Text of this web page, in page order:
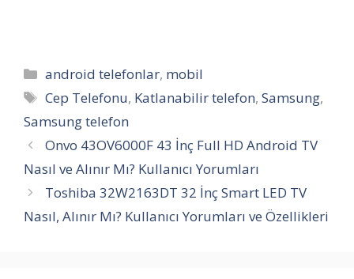
Kategoriler
android telefonlar, mobil
Etiketler
Cep Telefonu, Katlanabilir telefon,Samsung,
Samsung telefon
Onvo 43OV6000F 43 İnç Full HD Android TV
Nasıl ve Alınır Mı? Kullanıcı Yorumları
Toshiba 32W2163DT 32 İnç Smart LED TV
Nasıl, Alınır Mı? Kullanıcı Yorumları ve Özellikleri